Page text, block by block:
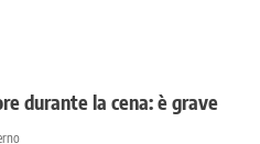
durante la cena: è grave